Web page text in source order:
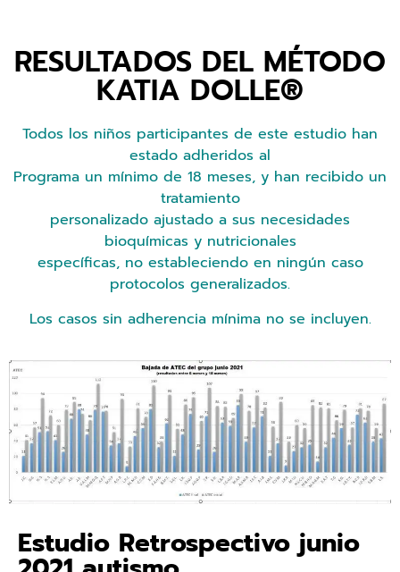
RESULTADOS DEL MÉTODO
KATIA DOLLE®
Todos los niños participantes de este estudio han
estado adheridos al
Programa un mínimo de 18 meses, y han recibido un
tratamiento
personalizado ajustado a sus necesidades
bioquímicas y nutricionales
específicas, no estableciendo en ningún caso
protocolos generalizados.
Los casos sin adherencia mínima no se incluyen.
Estudio Retrospectivo junio